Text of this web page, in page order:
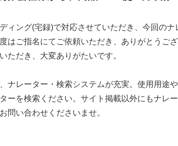
ィング(宅録)で対応させていただき、今回のナ
はご指名にてご依頼いただき、ありがとうご
ただき、大変ありがたいです。
ナレーター・検索システムが充実。使用用途
ーを検索ください。サイト掲載以外にもナレ
問い合わせくださいませ。